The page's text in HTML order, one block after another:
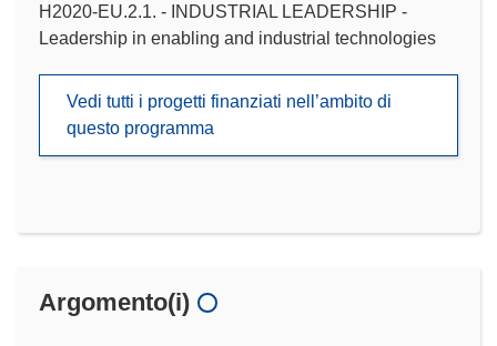
H2020-EU.2.1. - INDUSTRIAL LEADERSHIP -
Leadership in enabling and industrial technologies
Vedi tutti i progetti finanziati nell’ambito di
questo programma
Argomento(i)